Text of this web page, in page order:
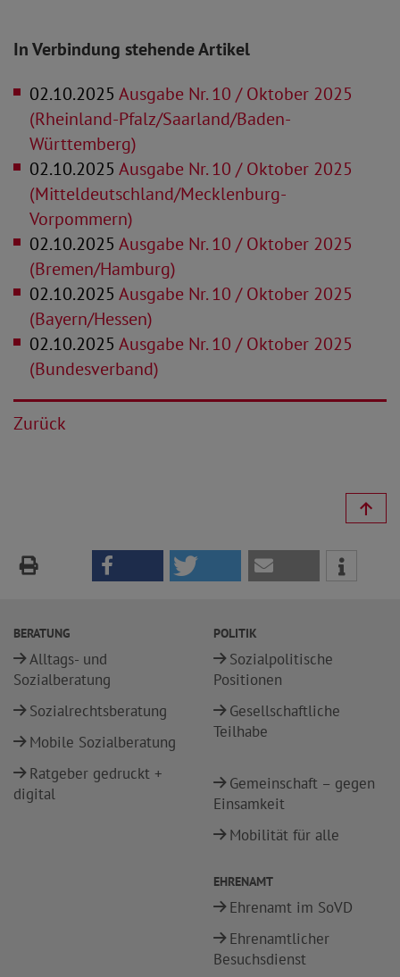
In Verbindung stehende Artikel
02.10.2025 Ausgabe Nr. 10 / Oktober 2025
(Rheinland-Pfalz/Saarland/Baden-
Württemberg)
02.10.2025 Ausgabe Nr. 10 / Oktober 2025
(Mitteldeutschland/Mecklenburg-
Vorpommern)
02.10.2025 Ausgabe Nr. 10 / Oktober 2025
(Bremen/Hamburg)
02.10.2025 Ausgabe Nr. 10 / Oktober 2025
(Bayern/Hessen)
02.10.2025 Ausgabe Nr. 10 / Oktober 2025
(Bundesverband)
Zurück
BERATUNG
Alltags- und
Sozialberatung
Sozialrechtsberatung
Mobile Sozialberatung
Ratgeber gedruckt +
digital
POLITIK
Sozialpolitische
Positionen
Gesellschaftliche
Teilhabe
Gemeinschaft – gegen
Einsamkeit
Mobilität für alle
EHRENAMT
Ehrenamt im SoVD
Ehrenamtlicher
Besuchsdienst